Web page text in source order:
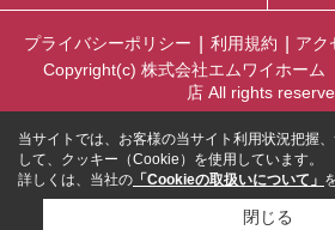
プライバシーポリシー 利用規約 アク
Copyright(c) 株式会社エムワイホー
店 All rights
当サイトでは、お客様の当サイト利用状況把握
して、クッキー（Cookie）を使用しています。
詳しくは、当社の 「Cookieの取扱いについて」
閉じる